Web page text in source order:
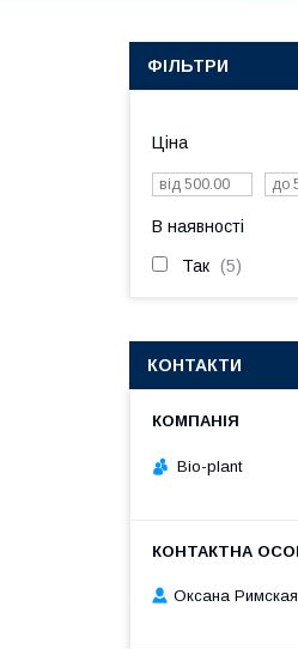
ФІЛЬТРИ
Ціна
В наявності
Так 5
КОНТАКТИ
Bio-plant
Оксана Римская